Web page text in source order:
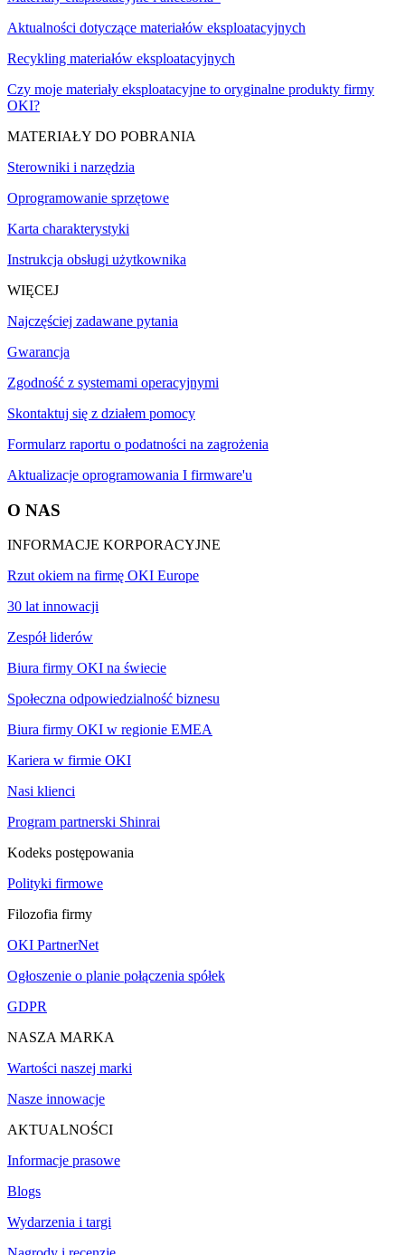
Aktualności dotyczące materiałów eksploatacyjnych
Recykling materiałów eksploatacyjnych
Czy moje materiały eksploatacyjne to oryginalne produkty firmy
OKI?
MATERIAŁY DO POBRANIA
Sterowniki i narzędzia
Oprogramowanie sprzętowe
Karta charakterystyki
Instrukcja obsługi użytkownika
WIĘCEJ
Najczęściej zadawane pytania
Gwarancja
Zgodność z systemami operacyjnymi
Skontaktuj się z działem pomocy
Formularz raportu o podatności na zagrożenia
Aktualizacje oprogramowania I firmware'u
O NAS
INFORMACJE KORPORACYJNE
Rzut okiem na firmę OKI Europe
30 lat innowacji
Zespół liderów
Biura firmy OKI na świecie
Społeczna odpowiedzialność biznesu
Biura firmy OKI w regionie EMEA
Kariera w firmie OKI
Nasi klienci
Program partnerski Shinrai
Kodeks postępowania
Polityki firmowe
Filozofia firmy
OKI PartnerNet
Ogłoszenie o planie połączenia spółek
GDPR
NASZA MARKA
Wartości naszej marki
Nasze innowacje
AKTUALNOŚCI
Informacje prasowe
Blogs
Wydarzenia i targi